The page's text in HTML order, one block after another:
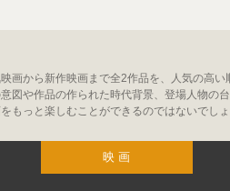
画から新作映画まで全2作品を、人気の高
や作品の作られた時代背景、登場人物の
っと楽しむことができるのではないでしょ
映画